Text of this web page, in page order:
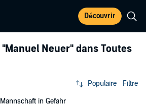
Découvrir
"Manuel Neuer" dans Toutes
Populaire Filtre
Mannschaft in Gefahr